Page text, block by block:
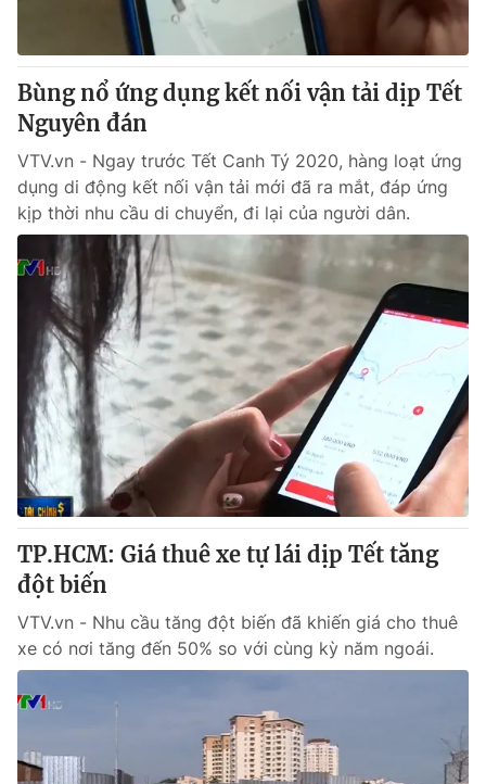
Thị trường
Tư vấn
Lịch phát sóng
Chuyên mục khác
Emagazine Podcast
Photo
Video Shorts video
VTV Money VTV Thể thao
VTV Sức khoẻ Bất động sản
Thị trường 24h Tấm lòng Việt
VTV4 Vươn mình bằng AI
VTV9 VTV8
Bùng nổ ứng dụng kết nối vận tải dịp Tết
Nguyên đán
VTV.vn - Ngay trước Tết Canh Tý 2020, hàng loạt ứng
dụng di động kết nối vận tải mới đã ra mắt, đáp ứng
kịp thời nhu cầu di chuyển, đi lại của người dân.
TP.HCM: Giá thuê xe tự lái dịp Tết tăng
đột biến
VTV.vn - Nhu cầu tăng đột biến đã khiến giá cho thuê
xe có nơi tăng đến 50% so với cùng kỳ năm ngoái.